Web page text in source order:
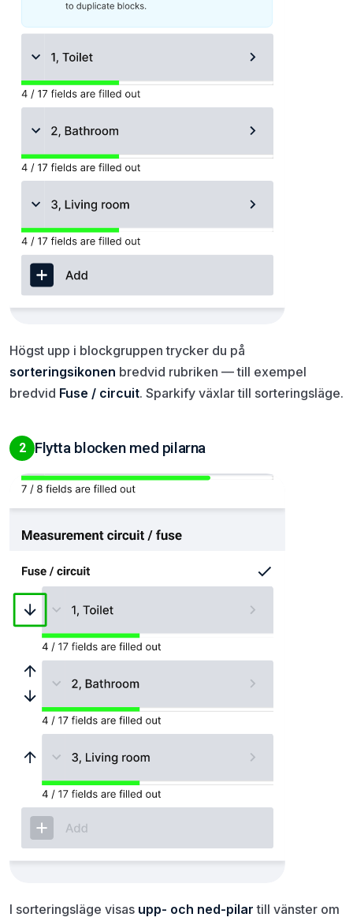
Högst upp i blockgruppen trycker du på
sorteringsikonen bredvid rubriken — till exempel
bredvid Fuse / circuit. Sparkify växlar till sorteringsläge.
2 Flytta blocken med pilarna
I sorteringsläge visas upp- och ned-pilar till vänster om